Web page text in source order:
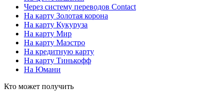
Через систему переводов Contact
На карту Золотая корона
На карту Кукуруза
На карту Мир
На карту Маэстро
На кредитную карту
На карту Тинькофф
На Юмани
Кто может получить